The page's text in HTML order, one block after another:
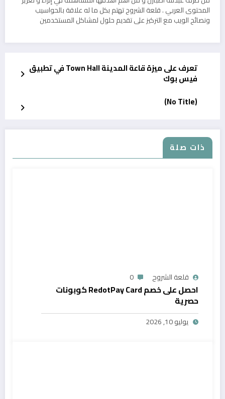
المحتوى العربي . قلعة الشروح تهتم بكل ما له علاقة بالحواسيب
ونصائح الويب مع التركيز على تقديم حلول لمشاكل المستخدمين
تعرف على ميزة قاعة المدينة Town Hall في تطبيق
فيس بوك
(No Title)
ذات صلة
قلعة الشروح 0
احصل على خصم RedotPay Card كوبونات
حصرية
يوليو 10, 2026